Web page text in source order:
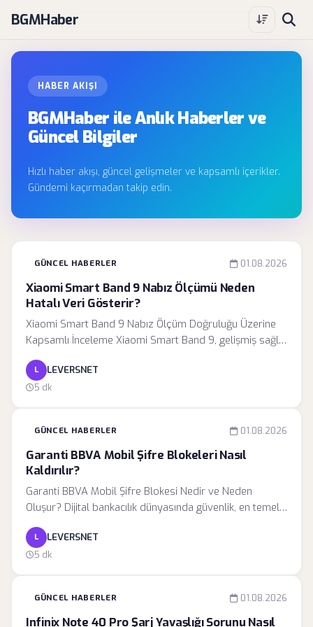
BGMHaber
HABER AKIŞI
BGMHaber ile Anlık Haberler ve
Güncel Bilgiler
Hızlı haber akışı, güncel gelişmeler ve kapsamlı içerikler.
Gündemi kaçırmadan takip edin.
GÜNCEL HABERLER 01.08.2026
Xiaomi Smart Band 9 Nabız Ölçümü Neden
Hatalı Veri Gösterir?
Xiaomi Smart Band 9 Nabız Ölçüm Doğruluğu Üzerine
Kapsamlı İnceleme Xiaomi Smart Band 9, gelişmiş sağlık
takip sensörleri ve uygun fiyatıyla giyilebilir teknoloji
pazarında önemli bir yer edinmiştir. Ancak, son
dönemde pek çok kullanıcı, özellikle yüksek yoğunluklu
karşılaştırıldığında belirgin sapmalar gösterdiğini rapor
etmiştir. Bu durum, cihazın sunduğu sağlık verilerine
duyulan güveni sarsarken, Xiaomi mühendislerini
derinlemesine bir teknik inceleme yapmaya itmiştir.
L
LEVERSNET
5 dk
GÜNCEL HABERLER 01.08.2026
Garanti BBVA Mobil Şifre Blokeleri Nasıl
Kaldırılır?
Garanti BBVA Mobil Şifre Blokesi Nedir ve Neden
Oluşur? Dijital bankacılık dünyasında güvenlik, en temel
önceliklerden biridir. Garanti BBVA, kullanıcılarının hesap
güvenliğini sağlamak ve yetkisiz erişimleri engellemek
amacıyla gelişmiş bir güvenlik altyapısı kullanmaktadır.
L
LEVERSNET
5 dk
GÜNCEL HABERLER 01.08.2026
Infinix Note 40 Pro Şarj Yavaşlığı Sorunu Nasıl